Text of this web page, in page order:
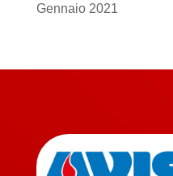
Gennaio 2021